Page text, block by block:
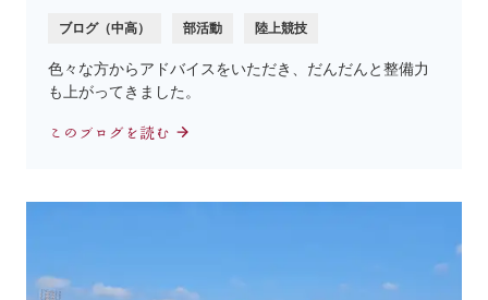
ブログ（中高） 部活動 陸上競技
色々な方からアドバイスをいただき、だんだんと整備力
も上がってきました。
このブログを読む